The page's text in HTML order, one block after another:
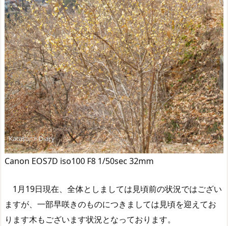
Canon EOS7D iso100 F8 1/50sec 32mm
1月19日現在、全体としましては見頃前の状況ではござい
ますが、一部早咲きのものにつきましては見頃を迎えてお
ります木もございます状況となっております。